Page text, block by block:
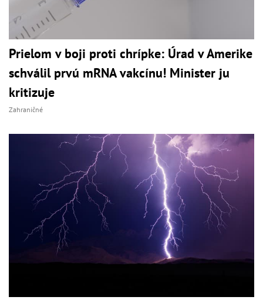
Prielom v boji proti chrípke: Úrad v Amerike
schválil prvú mRNA vakcínu! Minister ju
kritizuje
Zahraničné